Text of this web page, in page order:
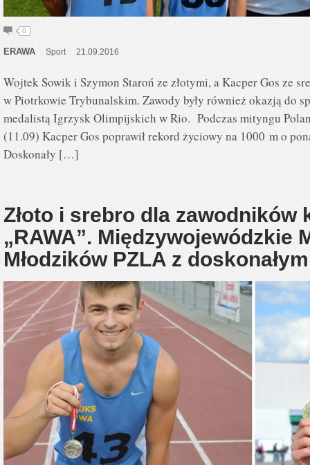
0
ERAWA Sport 21.09.2016
Wojtek Sowik i Szymon Staroń ze złotymi, a Kacper Gos ze
w Piotrkowie Trybunalskim. Zawody były również okazją do
medalistą Igrzysk Olimpijskich w Rio. Podczas mityngu
(11.09) Kacper Gos poprawił rekord życiowy na 1000 m o
Doskonały […]
Złoto i srebro dla zawodników
„RAWA”. Międzywojewódzkie
Młodzików PZLA z